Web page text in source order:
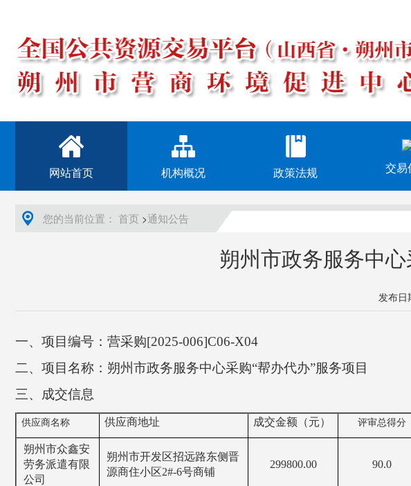
网站首页 机构概况 政策法规 交易
您的当前位置： 首页 >通知公告
朔州市政务服务中
发布
一、项目编号：营采购[2025-006]C06-X04
二、项目名称：朔州市政务服务中心采购“帮办代办”服务项目
三、成交信息
供应商名称 供应商地址 成交金额（元） 评审总得分
朔州市众鑫安
劳务派遣有限
公司
朔州市开发区招远路东侧晋
源商住小区2#-6号商铺
299800.00 90.0